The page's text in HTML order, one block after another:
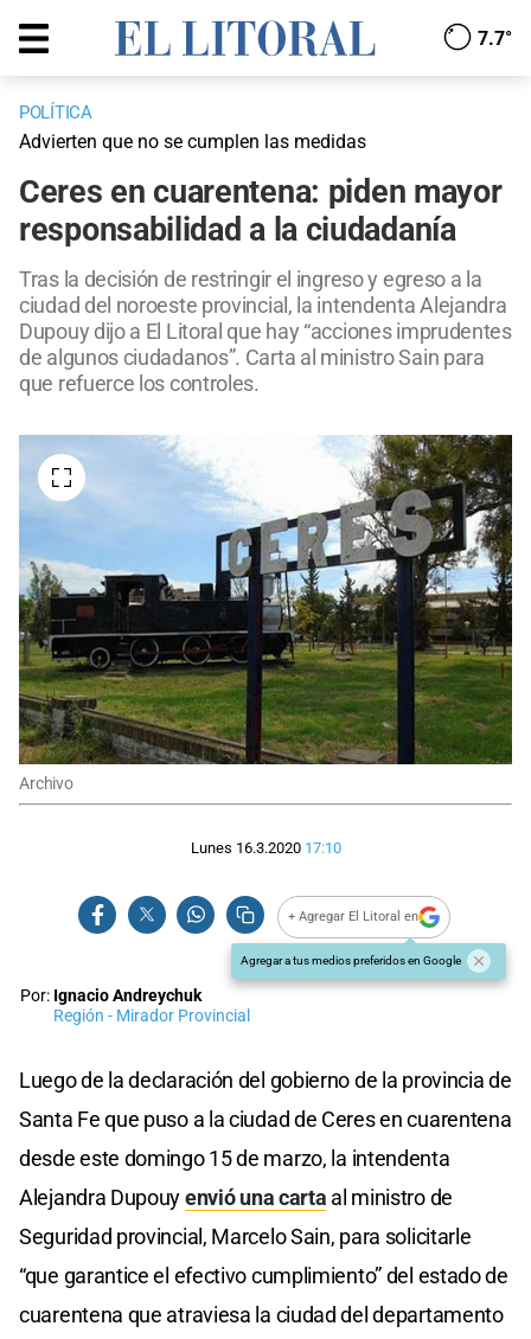
7.7°
POLÍTICA
Advierten que no se cumplen las medidas
Ceres en cuarentena: piden mayor
responsabilidad a la ciudadanía
Tras la decisión de restringir el ingreso y egreso a la
ciudad del noroeste provincial, la intendenta Alejandra
Dupouy dijo a El Litoral que hay “acciones imprudentes
de algunos ciudadanos”. Carta al ministro Sain para
que refuerce los controles.
Archivo
Lunes 16.3.2020 17:10
+ Agregar El Litoral en
Agregar a tus medios preferidos en Google
Por: Ignacio Andreychuk
Región - Mirador Provincial
Luego de la declaración del gobierno de la provincia de
Santa Fe que puso a la ciudad de Ceres en cuarentena
desde este domingo 15 de marzo, la intendenta
Alejandra Dupouyenvió una carta al ministro de
Seguridad provincial, Marcelo Sain, para solicitarle
“que garantice el efectivo cumplimiento” del estado de
cuarentena que atraviesa la ciudad del departamento